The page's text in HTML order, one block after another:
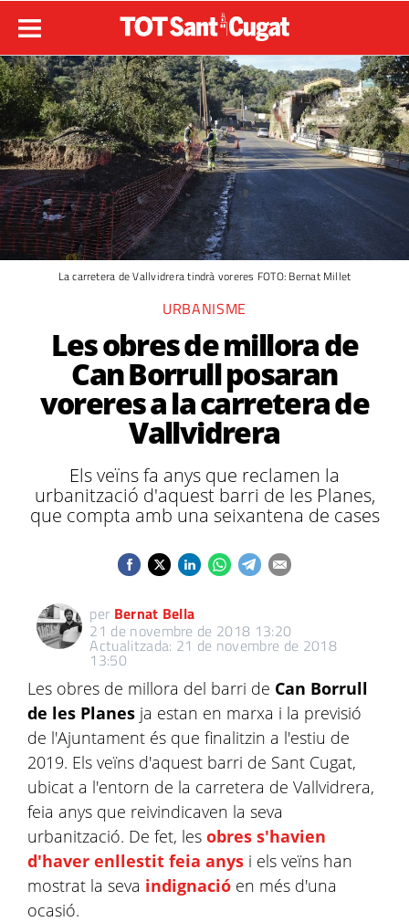
La carretera de Vallvidrera tindrà voreres FOTO: Bernat Millet
URBANISME
Les obres de millora de
Can Borrull posaran
voreres a la carretera de
Vallvidrera
Els veïns fa anys que reclamen la
urbanització d'aquest barri de les Planes,
que compta amb una seixantena de cases
per Bernat Bella
21 de novembre de 2018 13:20
Actualitzada: 21 de novembre de 2018
13:50
Les obres de millora del barri de Can Borrull
de les Planes ja estan en marxa i la previsió
de l'Ajuntament és que finalitzin a l'estiu de
2019. Els veïns d'aquest barri de Sant Cugat,
ubicat a l'entorn de la carretera de Vallvidrera,
feia anys que reivindicaven la seva
urbanització. De fet, les obres s'havien
d'haver enllestit feia anys i els veïns han
mostrat la seva indignació en més d'una
ocasió.